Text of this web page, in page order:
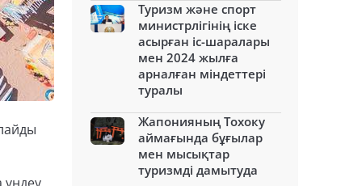
Туризм және спорт
министрлігінің іске
асырған іс-шаралары
мен 2024 жылға
арналған міндеттері
туралы
Жапонияның Тохоку
аймағында бұғылар
мен мысықтар
туризмді дамытуда